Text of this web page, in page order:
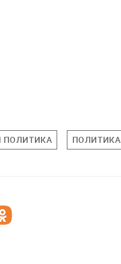
ПОЛИТИКА ПОЛИТИКА